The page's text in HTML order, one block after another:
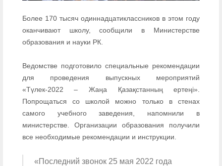
Более 170 тысяч одиннадцатиклассников в этом году
оканчивают школу, сообщили в Министерстве
образования и науки РК.
Ведомстве подготовило специальные рекомендации
для проведения выпускных мероприятий
«Түлек-2022 – Жаңа Қазақстанның ертеңі».
Попрощаться со школой можно только в стенах
самого учебного заведения, напомнили в
министерстве. Организации образования получили
все необходимые рекомендации и инструкции.
«Последний звонок 25 мая 2022 года